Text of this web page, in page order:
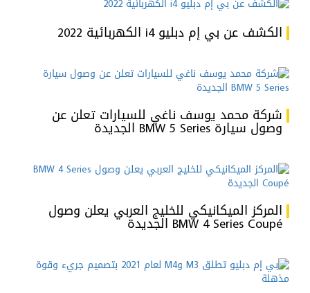
الكشف عن بي إم دبليو i4 الكهربائية 2022
شركة محمد يوسف ناغي للسيارات تعلن عن
وصول سيارة BMW 5 Series الجديدة
المركز الميكانيكي للخليج العربي يعلن وصول
BMW 4 Series Coupé الجديدة